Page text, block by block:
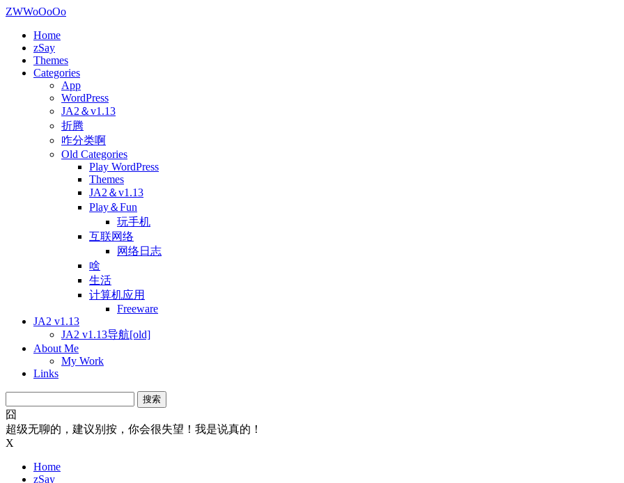
ZWWoOoOo
Home
zSay
Themes
Categories
App
WordPress
JA2＆v1.13
折腾
咋分类啊
Old Categories
Play WordPress
Themes
JA2＆v1.13
Play＆Fun
玩手机
互联网络
网络日志
啥
生活
计算机应用
Freeware
JA2 v1.13
JA2 v1.13导航[old]
About Me
My Work
Links
索：
囧
超级无聊的，建议别按，你会很失望！我是说真的！
X
Home
zSay